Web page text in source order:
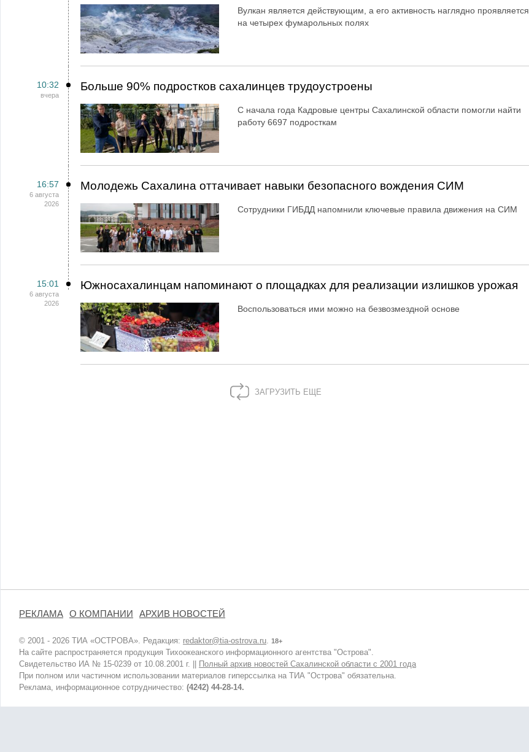
Вулкан является действующим, а его активность наглядно проявляется
на четырех фумарольных полях
10:32
вчера
Больше 90% подростков сахалинцев трудоустроены
С начала года Кадровые центры Сахалинской области помогли найти
работу 6697 подросткам
16:57
6 августа
2026
Молодежь Сахалина оттачивает навыки безопасного вождения СИМ
Сотрудники ГИБДД напомнили ключевые правила движения на СИМ
15:01
6 августа
2026
Южносахалинцам напоминают о площадках для реализации излишков урожая
Воспользоваться ими можно на безвозмездной основе
ЗАГРУЗИТЬ ЕЩЕ
РЕКЛАМА О КОМПАНИИ АРХИВ НОВОСТЕЙ
© 2001 - 2026 ТИА «ОСТРОВА». Редакция: redaktor@tia-ostrova.ru 18+
На сайте распространяется продукция Тихоокеанского информационного агентства "Острова".
Свидетельство ИА № 15-0239 от 10.08.2001 г. ||
Полный архив новостей Сахалинской области с 2001 года
При полном или частичном использовании материалов гиперссылка на ТИА "Острова" обязательна.
Реклама, информационное сотрудничество: (4242) 44-28-14.